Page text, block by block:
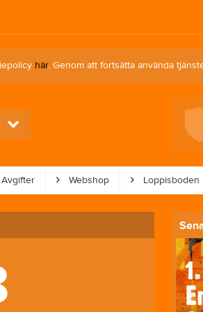
här. Genom att fortsätta använda
Annelunds IF U (9:9)
10 aug, 19:00
Avgifter Webshop Loppisboden